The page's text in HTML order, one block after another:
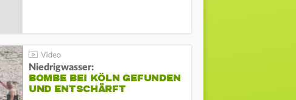
Niedrigwasser:
BOMBE BEI KÖLN GEFUNDEN
UND ENTSCHÄRFT